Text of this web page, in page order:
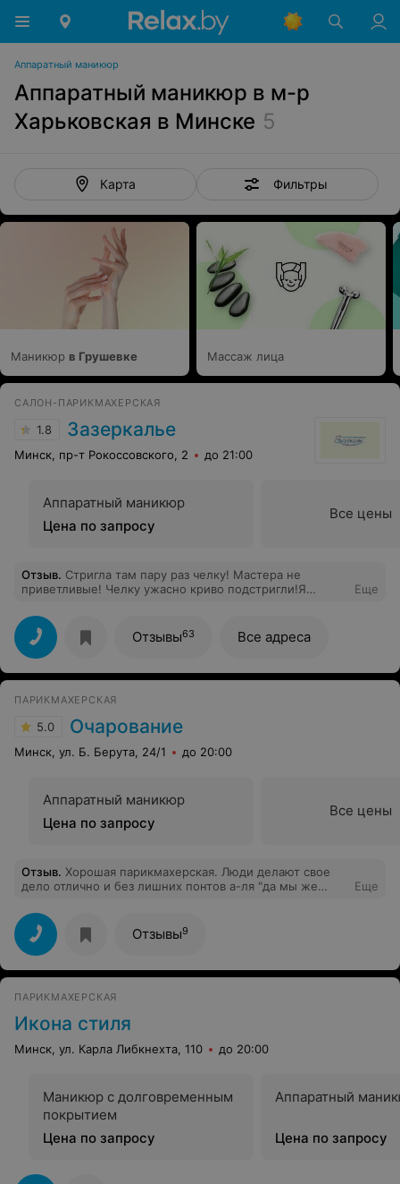
Аппаратный маникюр
Аппаратный маникюр в м-р
Харьковская в Минске 5
Карта Фильтры
Маникюр в Грушевке Массаж лица
САЛОН-ПАРИКМАХЕРСКАЯ
1.8 Зазеркалье
Минск, пр-т Рокоссовского, 2 до 21:00
Аппаратный маникюр
Цена по запросу
Все цены
Отзыв. Стригла там пару раз челку! Мастера не
приветливые! Челку ужасно криво подстригли!Я
Еще
Отзывы63 Все адреса
ПАРИКМАХЕРСКАЯ
5.0 Очарование
Минск, ул. Б. Берута, 24/1 до 20:00
Аппаратный маникюр
Цена по запросу
Все цены
Отзыв. Хорошая парикмахерская. Люди делают свое
дело отлично и без лишних понтов а-ля "да мы же
дружелюбная спокойная атмосфера. И я и муж ходим
уже год туда постоянно, всем довольны.
Еще
Отзывы9
ПАРИКМАХЕРСКАЯ
Икона стиля
Минск, ул. Карла Либкнехта, 110 до 20:00
Маникюр с долговременным
покрытием
Цена по запросу
Аппаратный
Цена по запросу